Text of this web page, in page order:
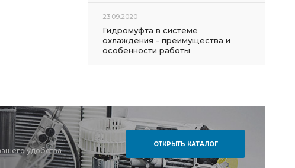
23.09.2020
Гидромуфта в системе
охлаждения - преимущества и
особенности работы
удобства
ОТКРЫТЬ КАТАЛОГ